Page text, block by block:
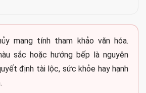
mang tính tham khảo văn hóa.
sắc hoặc hướng bếp là nguyên
định tài lộc, sức khỏe hay hạnh